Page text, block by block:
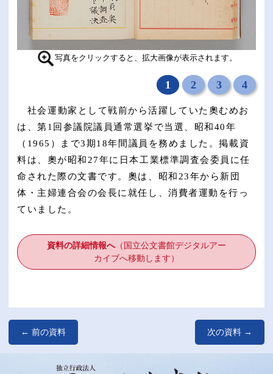
写真をクリックすると、拡大画像が表示されます。
1 2 3 4
社会運動家として戦前から活躍していた奧むめお
は、第1回参議院議員通常選挙で当選、昭和40年
（1965）まで3期18年間議員を務めました。掲載資
料は、奧が昭和27年に日本工業標準調査会委員に任
命された際の文書です。奧は、昭和23年から新団
体・主婦連合会の会長に就任し、消費者運動を行っ
ていました。
資料の詳細情報へ （国立公文書館デジタルアー
カイブへ移動します）​
← 前の資料 次の資料 →